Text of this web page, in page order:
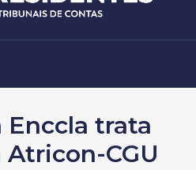
Enccla trata
CGU